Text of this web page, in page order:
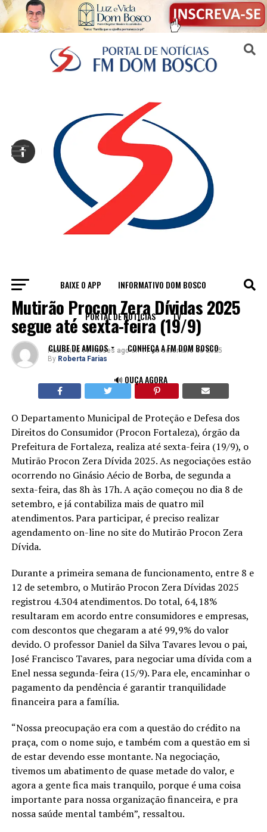
BAIXE O APP INFORMATIVO DOM BOSCO
PORTAL DE NOTÍCIAS TV
CLUBE DE AMIGOS CONHEÇA A FM DOM BOSCO
🔊 OUÇA AGORA
ECONOMIA
Mutirão Procon Zera Dívidas 2025
segue até sexta-feira (19/9)
Published 11 meses ago on 17 de setembro de 2025
By Roberta Farias
O Departamento Municipal de Proteção e Defesa dos
Direitos do Consumidor (Procon Fortaleza), órgão da
Prefeitura de Fortaleza, realiza até sexta-feira (19/9), o
Mutirão Procon Zera Dívida 2025. As negociações estão
ocorrendo no Ginásio Aécio de Borba, de segunda a
sexta-feira, das 8h às 17h. A ação começou no dia 8 de
setembro, e já contabiliza mais de quatro mil
atendimentos. Para participar, é preciso realizar
agendamento on-line no site do Mutirão Procon Zera
Dívida.
Durante a primeira semana de funcionamento, entre 8 e
12 de setembro, o Mutirão Procon Zera Dívidas 2025
registrou 4.304 atendimentos. Do total, 64,18%
resultaram em acordo entre consumidores e empresas,
com descontos que chegaram a até 99,9% do valor
devido. O professor Daniel da Silva Tavares levou o pai,
José Francisco Tavares, para negociar uma dívida com a
Enel nessa segunda-feira (15/9). Para ele, encaminhar o
pagamento da pendência é garantir tranquilidade
financeira para a família.
“Nossa preocupação era com a questão do crédito na
praça, com o nome sujo, e também com a questão em si
de estar devendo esse montante. Na negociação,
tivemos um abatimento de quase metade do valor, e
agora a gente fica mais tranquilo, porque é uma coisa
importante para nossa organização financeira, e pra
nossa saúde mental também”, ressaltou.
Sair da versão mobile